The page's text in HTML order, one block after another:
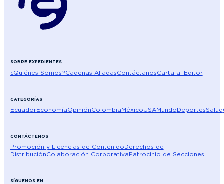
SOBRE EXPEDIENTES
¿Quiénes Somos?Cadenas AliadasContáctanosCarta al Editor
CATEGORÍAS
EcuadorEconomíaOpiniónColombiaMéxicoUSAMundoDeportesSalud
CONTÁCTENOS
Promoción y Licencias de ContenidoDerechos de
DistribuciónColaboración CorporativaPatrocinio de Secciones
SÍGUENOS EN